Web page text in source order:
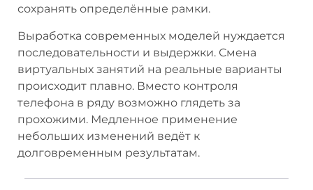
сохранять определённые рамки.
Выработка современных моделей нуждается
последовательности и выдержки. Смена
виртуальных занятий на реальные варианты
происходит плавно. Вместо контроля
телефона в ряду возможно глядеть за
прохожими. Медленное применение
небольших изменений ведёт к
долговременным результатам.